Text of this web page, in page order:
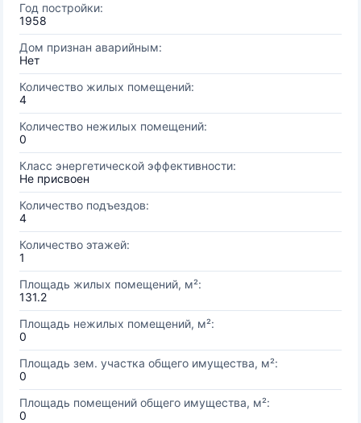
Год постройки:
1958
Дом признан аварийным:
Нет
Количество жилых помещений:
4
Количество нежилых помещений:
0
Класс энергетической эффективности:
Не присвоен
Количество подъездов:
4
Количество этажей:
1
Площадь жилых помещений, м²:
131.2
Площадь нежилых помещений, м²:
0
Площадь зем. участка общего имущества, м²:
0
Площадь помещений общего имущества, м²:
0